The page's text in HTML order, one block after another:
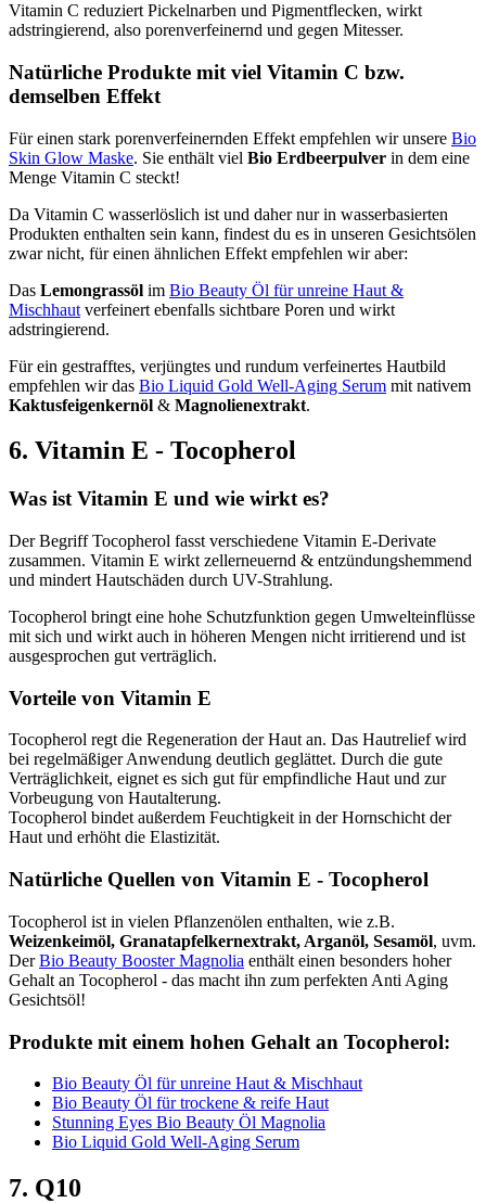
Vitamin C reduziert Pickelnarben und Pigmentflecken, wirkt
adstringierend, also porenverfeinernd und gegen Mitesser.
Natürliche Produkte mit viel Vitamin C bzw.
demselben Effekt
Für einen stark porenverfeinernden Effekt empfehlen wir unsere Bio
Skin Glow Maske. Sie enthält viel Bio Erdbeerpulver in dem eine
Menge Vitamin C steckt!
Da Vitamin C wasserlöslich ist und daher nur in wasserbasierten
Produkten enthalten sein kann, findest du es in unseren Gesichtsölen
zwar nicht, für einen ähnlichen Effekt empfehlen wir aber:
Das Lemongrassöl im Bio Beauty Öl für unreine Haut &
Mischhaut verfeinert ebenfalls sichtbare Poren und wirkt
adstringierend.
Für ein gestrafftes, verjüngtes und rundum verfeinertes Hautbild
empfehlen wir das Bio Liquid Gold Well-Aging Serum mit nativem
Kaktusfeigenkernöl & Magnolienextrakt.
6. Vitamin E - Tocopherol
Was ist Vitamin E und wie wirkt es?
Der Begriff Tocopherol fasst verschiedene Vitamin E-Derivate
zusammen. Vitamin E wirkt zellerneuernd & entzündungshemmend
und mindert Hautschäden durch UV-Strahlung.
Tocopherol bringt eine hohe Schutzfunktion gegen Umwelteinflüsse
mit sich und wirkt auch in höheren Mengen nicht irritierend und ist
ausgesprochen gut verträglich.
Vorteile von Vitamin E
Tocopherol regt die Regeneration der Haut an. Das Hautrelief wird
bei regelmäßiger Anwendung deutlich geglättet. Durch die gute
Verträglichkeit, eignet es sich gut für empfindliche Haut und zur
Vorbeugung von Hautalterung.
Tocopherol bindet außerdem Feuchtigkeit in der Hornschicht der
Haut und erhöht die Elastizität.
Natürliche Quellen von Vitamin E - Tocopherol
Tocopherol ist in vielen Pflanzenölen enthalten, wie z.B.
Weizenkeimöl, Granatapfelkernextrakt, Arganöl, Sesamöl, uvm.
DerBio Beauty Booster Magnolia enthält einen besonders hoher
Gehalt an Tocopherol - das macht ihn zum perfekten Anti Aging
Gesichtsöl!
Produkte mit einem hohen Gehalt an Tocopherol:
Bio Beauty Öl für unreine Haut & Mischhaut
Bio Beauty Öl für trockene & reife Haut
Stunning Eyes Bio Beauty Öl Magnolia
Bio Liquid Gold Well-​Aging Serum
7. Q10